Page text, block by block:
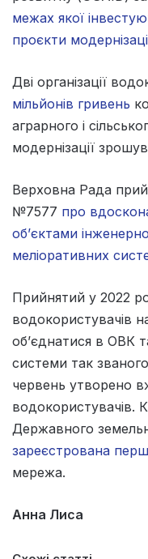
межах якої
проєкти
Дві організації
мільйонів гривень
аграрного і
модернізації
Верховна Рада
№7577 про
об’єктами
меліоративних
Прийнятий у 2022
водокористувачів
об’єднатися в ОВК
системи так
червень утворено
водокористувачів.
Державного
зареєстрована
мережа.
Анна Лиса